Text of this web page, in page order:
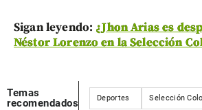
Sigan leyendo: ¿Jhon Arias es
Néstor Lorenzo en la Selección
Temas
recomendados
Deportes Selección